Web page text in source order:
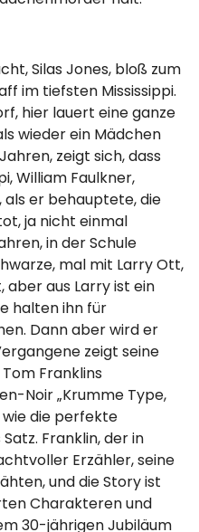
Silas Jones, bloß zum
im tiefsten Mississippi.
hier lauert eine ganze
wieder ein Mädchen
zeigt sich, dass
William Faulkner,
er behauptete, die
ja nicht einmal
in der Schule
mal mit Larry Ott,
aus Larry ist ein
halten ihn für
Dann aber wird er
zeigt seine
Franklins
Noir „Krumme Type,
die perfekte
Franklin, der in
Erzähler, seine
und die Story ist
Charakteren und
30-jährigen Jubiläum